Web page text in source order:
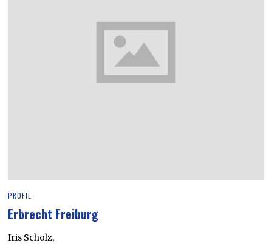
PROFIL
Erbrecht Freiburg
Iris Scholz,